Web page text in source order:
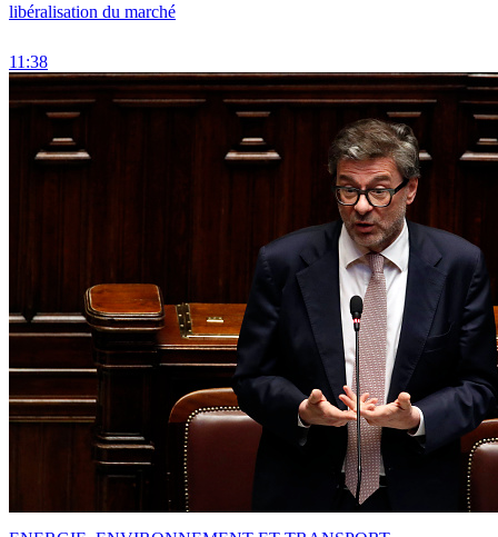
libéralisation du marché
11:38